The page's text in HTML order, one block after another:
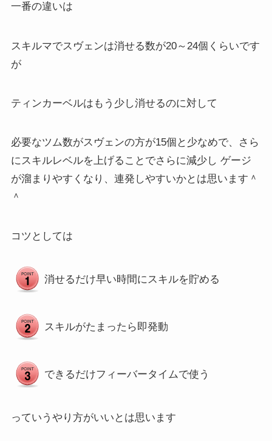
一番の違いは
スキルマでスヴェンは消せる数が20～24個くらいです
が
ティンカーベルはもう少し消せるのに対して
必要なツム数がスヴェンの方が15個と少なめで、さら
にスキルレベルを上げることでさらに減少し ゲージ
が溜まりやすくなり、連発しやすいかとは思います＾
＾
コツとしては
消せるだけ早い時間にスキルを貯める
スキルがたまったら即発動
できるだけフィーバータイムで使う
っていうやり方がいいとは思います